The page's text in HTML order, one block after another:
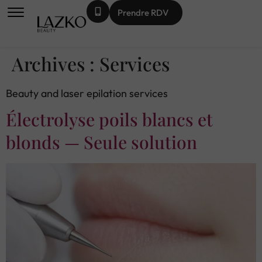
Prendre RDV
Archives : Services
Beauty and laser epilation services
Électrolyse poils blancs et
blonds — Seule solution